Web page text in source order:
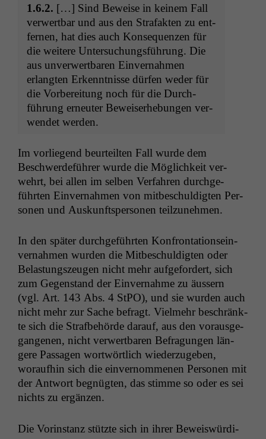
1.6.2. […] Sind Beweise in keinem Fall
ver­w­ert­bar und aus den Strafak­ten zu ent­
fer­nen, hat dies auch Kon­se­quen­zen für
die weit­ere Unter­suchungs­führung. Die
aus unver­w­ert­baren Ein­ver­nah­men
erlangten Erken­nt­nisse dür­fen wed­er für
die Vor­bere­itung noch für die Durch­
führung erneuter Beweis­er­he­bun­gen ver­
wen­det werden.
Im vor­liegend beurteil­ten Fall wurde dem
Beschw­erde­führer wurde die Möglichkeit ver­
wehrt, bei allen im sel­ben Ver­fahren durchge­
führten Ein­ver­nah­men von mitbeschuldigten Per­
so­n­en und Auskun­ftsper­so­n­en teilzunehmen.
In den später durchge­führten Kon­fronta­tion­sein­
ver­nah­men wur­den die Mitbeschuldigten oder
Belas­tungszeu­gen nicht mehr aufge­fordert, sich
zum Gegen­stand der Ein­ver­nahme zu äussern
(vgl. Art. 143 Abs. 4 StPO), und sie wur­den auch
nicht mehr zur Sache befragt. Vielmehr beschränk­
te sich die Straf­be­hörde darauf, aus den voraus­ge­
gan­genen, nicht ver­w­ert­baren Befra­gun­gen län­
gere Pas­sagen wortwörtlich wiederzugeben,
woraufhin sich die ein­ver­nomme­nen Per­so­n­en mit
der Antwort beg­nügten, das stimme so oder es sei
nichts zu ergänzen.
Die Vorin­stanz stützte sich in ihrer Beweiswürdi­